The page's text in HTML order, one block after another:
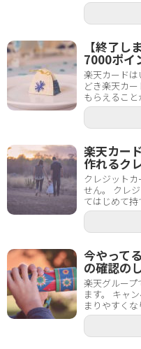
【終了し
7000ポイ
楽天カードは
どき楽天カ
もらえること
楽天カー
作れるク
クレジット
せん。 クレ
てはじめて持
今やって
の確認の
楽天グループ
ます。 キャ
まりやすくな